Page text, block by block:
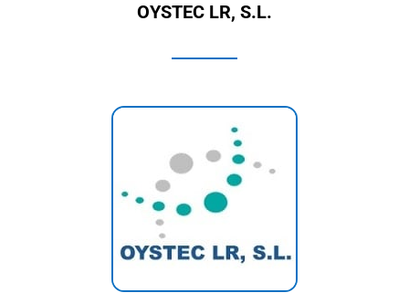
OYSTEC LR, S.L.